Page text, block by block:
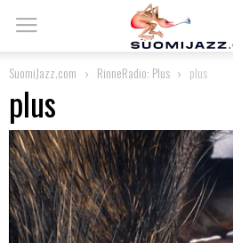
SuomiJazz.com RinneRadio: Plus plus
plus